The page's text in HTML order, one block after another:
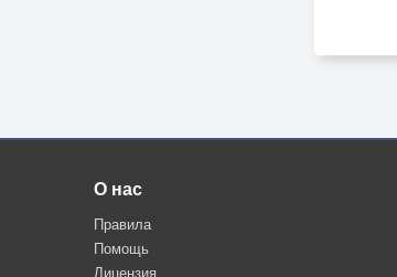
О нас
Правила
Помощь
Лицензия